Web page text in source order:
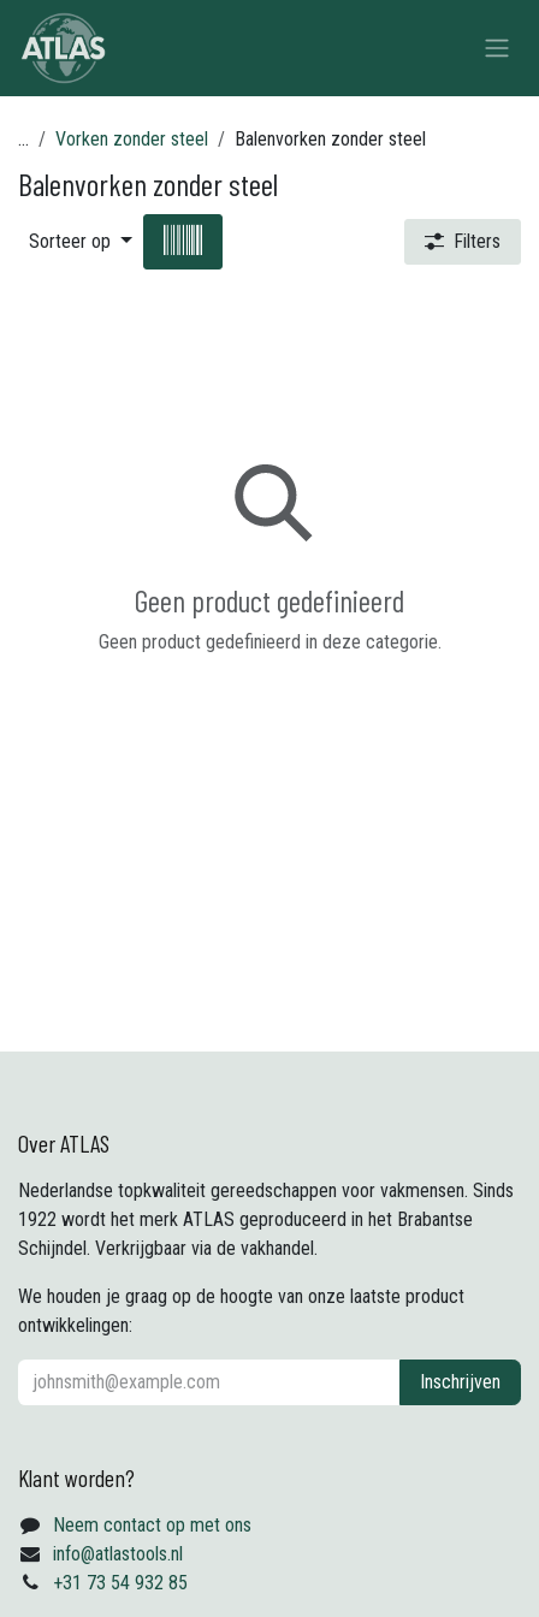
Overslaan naar inhoud
... Vorken zonder steel Balenvorken zonder steel
Balenvorken zonder steel
Sorteer op Filters
Geen product gedefinieerd
Geen product gedefinieerd in deze categorie.
Over ATLAS
Nederlandse topkwaliteit gereedschappen voor vakmensen. Sinds
1922 wordt het merk ATLAS geproduceerd in het Brabantse
Schijndel. Verkrijgbaar via de vakhandel.
We houden je graag op de hoogte van onze laatste product
ontwikkelingen:
Inschrijven
Klant worden?
Neem contact op met ons
info@atlastools.nl
+31 73 54 932 85